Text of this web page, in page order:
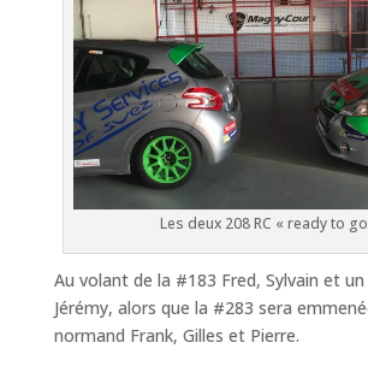
Les deux 208 RC « ready to
Au volant de la #183 Fred, Sylvain et
Jérémy, alors que la #283 sera
normand Frank, Gilles et Pierre.